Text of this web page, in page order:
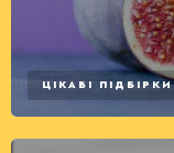
ЦІКАВІ ПІДБІРКИ